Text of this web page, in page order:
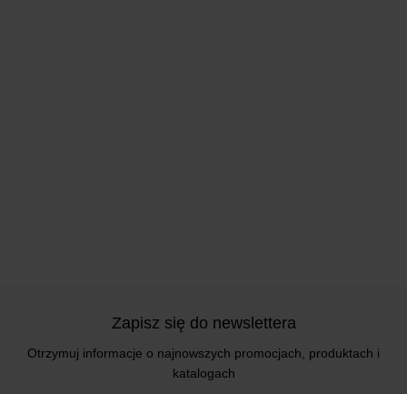
Zapisz się do newslettera
Otrzymuj informacje o najnowszych promocjach, produktach i
katalogach